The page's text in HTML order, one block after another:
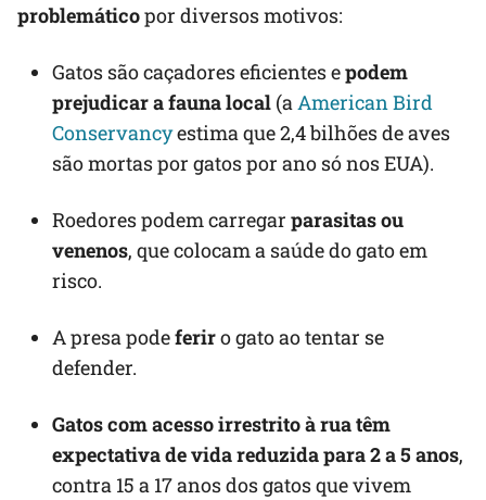
problemáticopor diversos motivos:
Gatos são caçadores eficientes epodem
prejudicar a fauna local (aAmerican Bird
Conservancyestima que 2,4 bilhões de aves
são mortas por gatos por ano só nos EUA).
Roedores podem carregar parasitas ou
venenos, que colocam a saúde do gato em
risco.
A presa podeferiro gato ao tentar se
defender.
Gatos com acesso irrestrito à rua têm
expectativa de vida reduzida para 2 a 5 anos,
contra 15 a 17 anos dos gatos que vivem